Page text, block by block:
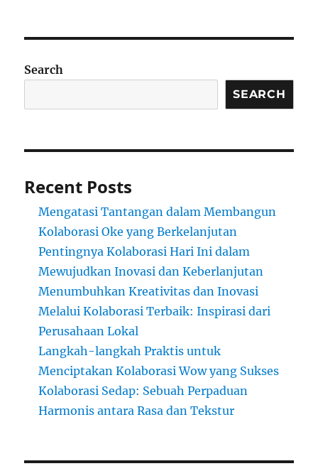
Search
SEARCH
Recent Posts
Mengatasi Tantangan dalam Membangun
Kolaborasi Oke yang Berkelanjutan
Pentingnya Kolaborasi Hari Ini dalam
Mewujudkan Inovasi dan Keberlanjutan
Menumbuhkan Kreativitas dan Inovasi
Melalui Kolaborasi Terbaik: Inspirasi dari
Perusahaan Lokal
Langkah-langkah Praktis untuk
Menciptakan Kolaborasi Wow yang Sukses
Kolaborasi Sedap: Sebuah Perpaduan
Harmonis antara Rasa dan Tekstur